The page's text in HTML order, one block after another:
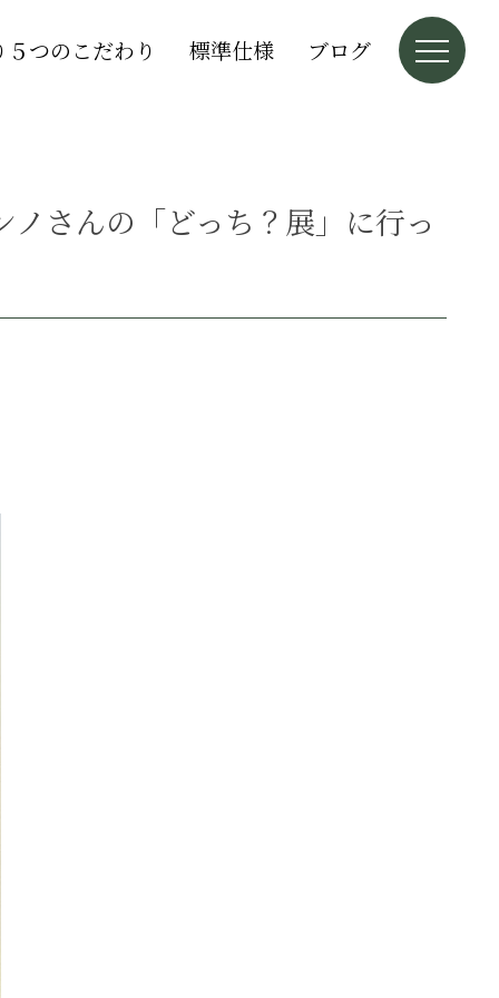
５つのこだわり 標準仕様 ブログ
さんの「どっち？展」に行っ